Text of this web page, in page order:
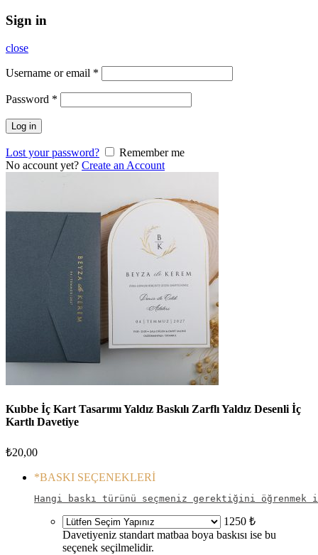
Sign in
close
Username or email *
Password *
Log in
Lost your password?
Remember me
No account yet? Create an Account
Kubbe İç Kart Tasarımı Yaldız Baskılı Zarflı Yaldız Desenli İç
Kartlı Davetiye
₺20,00
*BASKI SEÇENEKLERİ
Hangi baskı türünü seçmeniz gerektiğini öğrenmek
1250 ₺
Davetiyeniz standart matbaa boya baskısı ise bu
seçenek seçilmelidir.